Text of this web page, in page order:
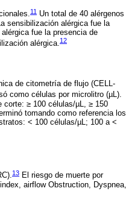
11 Un total de 40 alérgenos
sensibilización alérgica fue la
fue la presencia de
alérgica. 12
de citometría de flujo (CELL-
como células por microlitro (µL).
corte: ≥ 100 células/µL, ≥ 150
tomando como referencia los
< 100 células/µL; 100 a <
13 El riesgo de muerte por
airflow Obstruction, Dyspnea,